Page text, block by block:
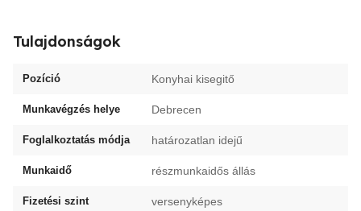
Tulajdonságok
Pozíció Konyhai kisegitő
Munkavégzés helye Debrecen
Foglalkoztatás módja határozatlan idejű
Munkaidő részmunkaidős állás
Fizetési szint versenyképes